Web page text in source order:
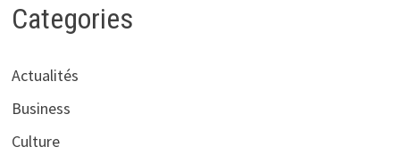
Categories
Actualités
Business
Culture